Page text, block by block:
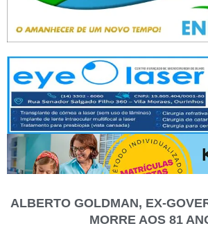
ALBERTO GOLDMAN, EX-
MORRE AOS 81